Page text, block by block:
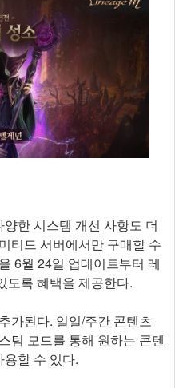
한 시스템 개선 사항도 더
티드 서버에서만 구매할 수
6월 24일 업데이트부터 레
도록 혜택을 제공한다.
가된다. 일일/주간 콘텐츠
텀 모드를 통해 원하는 콘텐
할 수 있다.